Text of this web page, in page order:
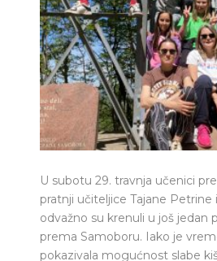
U subotu 29. travnja učenici
pratnji učiteljice Tajane Petrine
odvažno su krenuli u još jedan
prema Samoboru. Iako je
pokazivala mogućnost slabe